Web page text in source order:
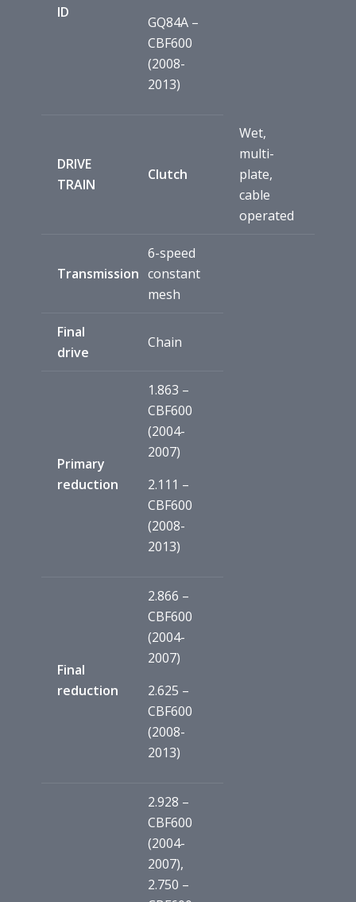
ID
GQ84A –
CBF600
(2008-
2013)
DRIVE
TRAIN
Clutch
Wet,
multi-
plate,
cable
operated
Transmission
6-speed
constant
mesh
Final
drive
Chain
Primary
reduction
1.863 –
CBF600
(2004-
2007)
2.111 –
CBF600
(2008-
2013)
Final
reduction
2.866 –
CBF600
(2004-
2007)
2.625 –
CBF600
(2008-
2013)
2.928 –
CBF600
(2004-
2007),
2.750 –